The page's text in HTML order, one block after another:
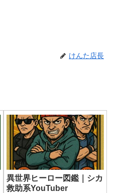
けんた店長
異世界ヒーロー図鑑｜シカ
救助系YouTuber